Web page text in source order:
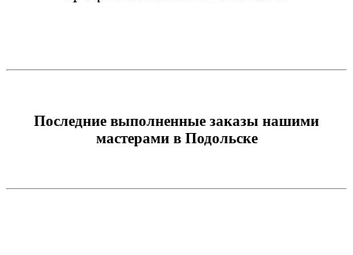
Последние выполненные заказы нашими
мастерами в Подольске